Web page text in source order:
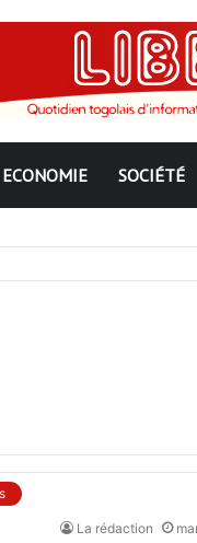
ECONOMIE SOCIÉTÉ
pour ne jamais
La rédaction